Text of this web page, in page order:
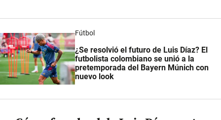
Fútbol
¿Se resolvió el futuro de Luis Díaz? El
futbolista colombiano se unió a la
pretemporada del Bayern Múnich con
nuevo look